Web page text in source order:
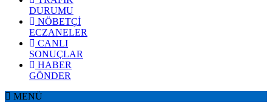
DURUMU
NÖBETÇİ
ECZANELER
CANLI
SONUÇLAR
HABER
GÖNDER
MENÜ